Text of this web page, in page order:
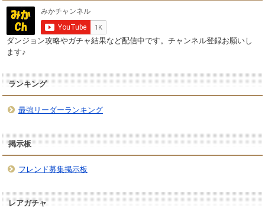
ダンジョン攻略やガチャ結果など配信中です。チャンネル登録お願いし
ます♪
ランキング
最強リーダーランキング
掲示板
フレンド募集掲示板
レアガチャ